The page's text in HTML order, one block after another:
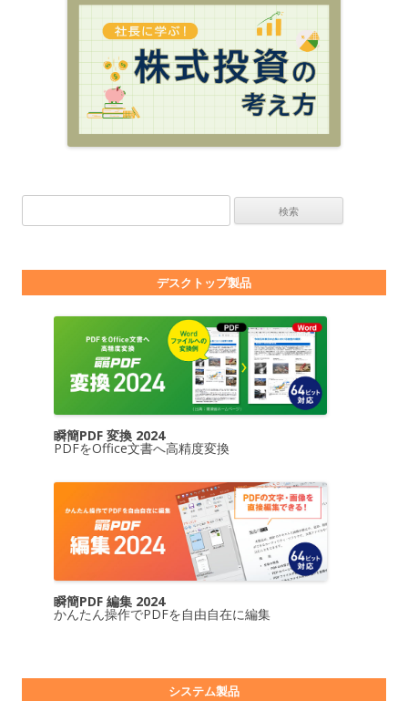
デスクトップ製品
瞬簡PDF 変換 2024
PDFをOffice文書へ高精度変換
瞬簡PDF 編集 2024
かんたん操作でPDFを自由自在に編集
システム製品